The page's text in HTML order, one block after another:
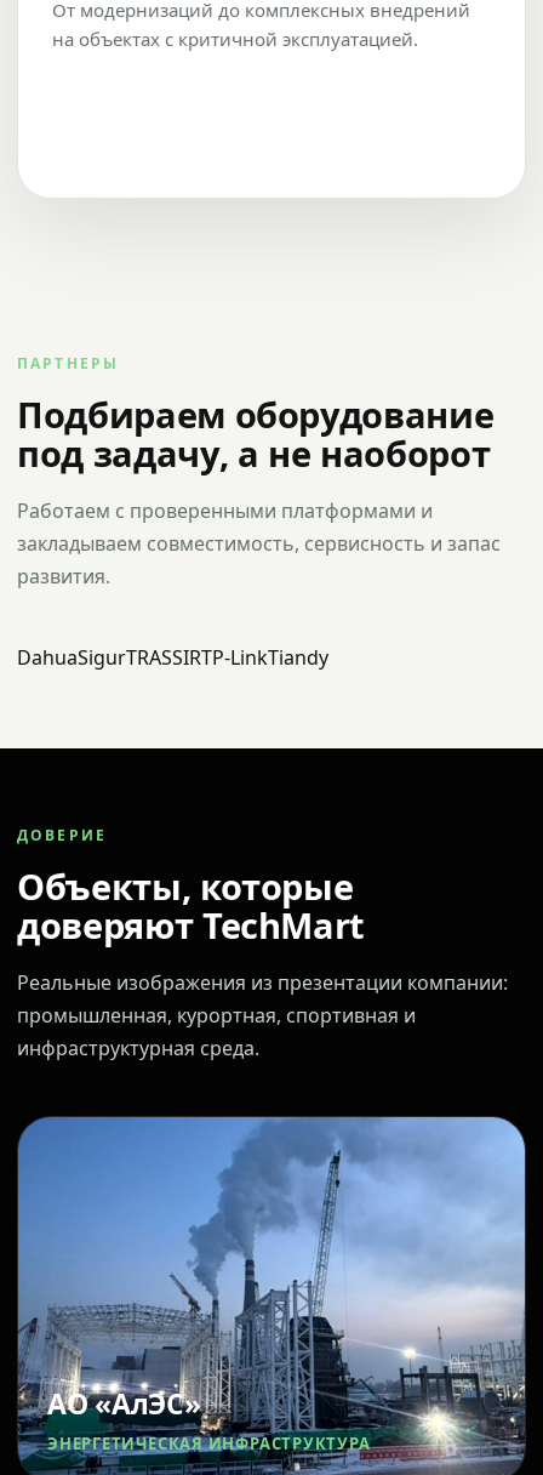
От модернизаций до комплексных внедрений
на объектах с критичной эксплуатацией.
ПАРТНЕРЫ
Подбираем оборудование
под задачу, а не наоборот
Работаем с проверенными платформами и
закладываем совместимость, сервисность и запас
развития.
DahuaSigurTRASSIRTP-LinkTiandy
ДОВЕРИЕ
Объекты, которые
доверяют TechMart
Реальные изображения из презентации компании:
промышленная, курортная, спортивная и
инфраструктурная среда.
АО «АлЭС»
ЭНЕРГЕТИЧЕСКАЯ ИНФРАСТРУКТУРА